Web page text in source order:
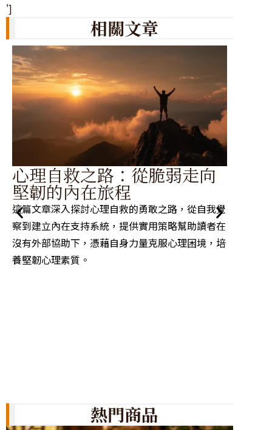
']
相關文章
心理自救之路：從脆弱走向
堅韌的內在旅程
這篇文章深入探討心理自救的勇敢之路，從自我覺
察到建立內在支持系統，提供實用策略幫助讀者在
沒有外部協助下，憑藉自身力量克服心理困境，培
養堅韌心理素質。
熱門商品